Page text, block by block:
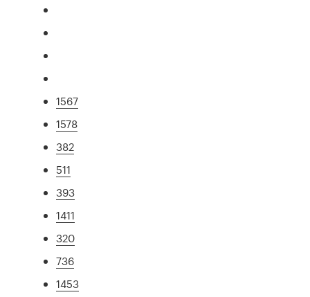
1567
1578
382
511
393
1411
320
736
1453